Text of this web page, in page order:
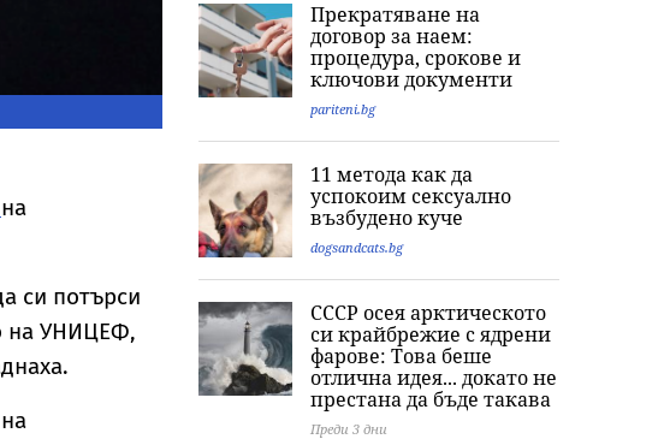
на
си потърси
на УНИЦЕФ,
Прекратяване на
договор за наем:
процедура, срокове и
ключови документи
pariteni.bg
11 метода как да
успокоим сексуално
възбудено куче
dogsandcats.bg
СССР осея арктическото
си крайбрежие с ядрени
фарове: Това беше
отлична идея... докато не
престана да бъде такава
Преди 3 дни